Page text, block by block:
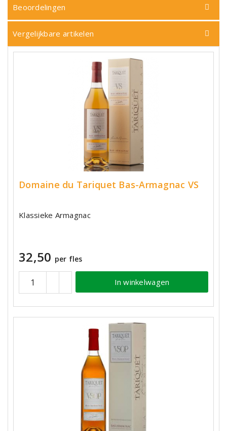
Beoordelingen
Vergelijkbare artikelen
Domaine du Tariquet Bas-Armagnac VS
Klassieke Armagnac
32,50 per fles
In winkelwagen